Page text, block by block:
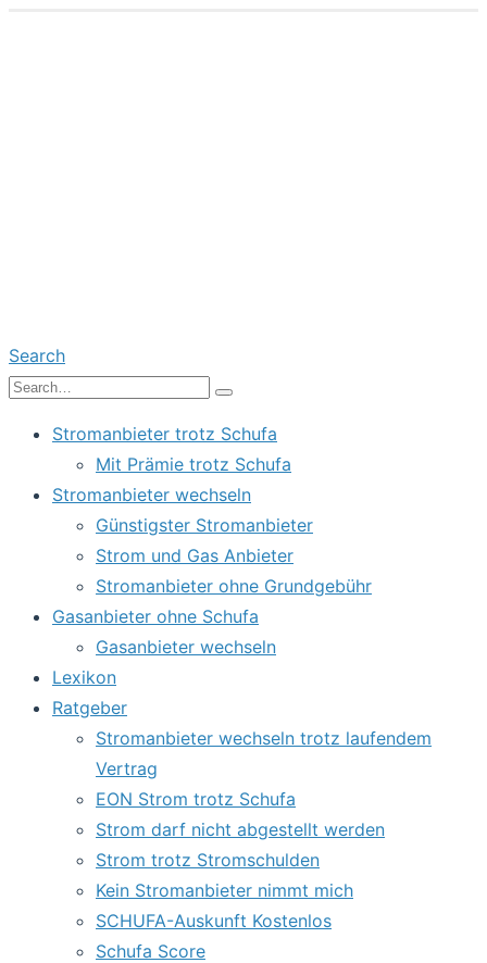
Search
Stromanbieter trotz Schufa
Mit Prämie trotz Schufa
Stromanbieter wechseln
Günstigster Stromanbieter
Strom und Gas Anbieter
Stromanbieter ohne Grundgebühr
Gasanbieter ohne Schufa
Gasanbieter wechseln
Lexikon
Ratgeber
Stromanbieter wechseln trotz laufendem
Vertrag
EON Strom trotz Schufa
Strom darf nicht abgestellt werden
Strom trotz Stromschulden
Kein Stromanbieter nimmt mich
SCHUFA-Auskunft Kostenlos
Schufa Score